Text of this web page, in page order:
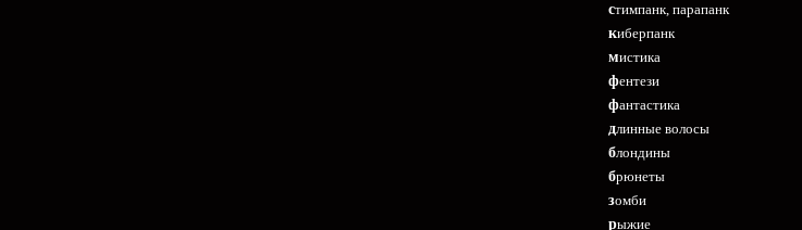
стимпанк, парапанк
киберпанк
мистика
фентези
фантастика
длинные волосы
блондины
брюнеты
зомби
рыжие